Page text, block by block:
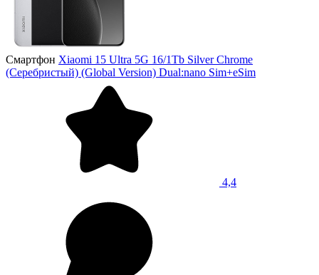
Смартфон Xiaomi 15 Ultra 5G 16/1Tb Silver Chrome
(Серебристый) (Global Version) Dual:nano Sim+eSim
4,4